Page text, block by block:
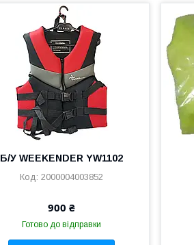
Б/У WEEKENDER YW1102
2000004003852
900 ₴
Готово до відправки